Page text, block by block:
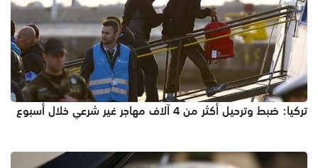
تركيا: ضبط وترحيل أكثر من 4 آلاف مهاجر غير شرعي خلال أسبوع